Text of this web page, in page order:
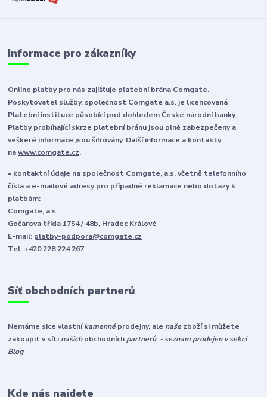
Informace pro zákazníky
Online platby pro nás zajišťuje platební brána Comgate.
Poskytovatel služby, společnost Comgate a.s. je licencovaná
Platební instituce působící pod dohledem České národní banky.
Platby probíhající skrze platební bránu jsou plně zabezpečeny a
veškeré informace jsou šifrovány. Další informace a kontakty
nawww.comgate.cz.
• kontaktní údaje na společnost Comgate, a.s. včetně telefonního
čísla a e-mailové adresy pro případné reklamace nebo dotazy k
platbám:
Comgate, a.s.
Gočárova třída 1754 / 48b, Hradec Králové
E-mail: platby-podpora@comgate.cz
Tel: +420 228 224 267
Síť obchodních partnerů
Nemáme sice vlastníkamennéprodejny, ale naše zboží si můžete
zakoupit v síti našichobchodníchpartnerů - seznam prodejen v sekci
Blog
Kde nás najdete